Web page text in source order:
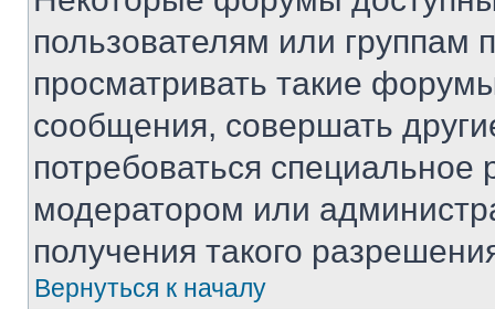
пользователям или группам
просматривать такие
сообщения, совершать
потребоваться
модератором или
получения такого
Вернуться к началу